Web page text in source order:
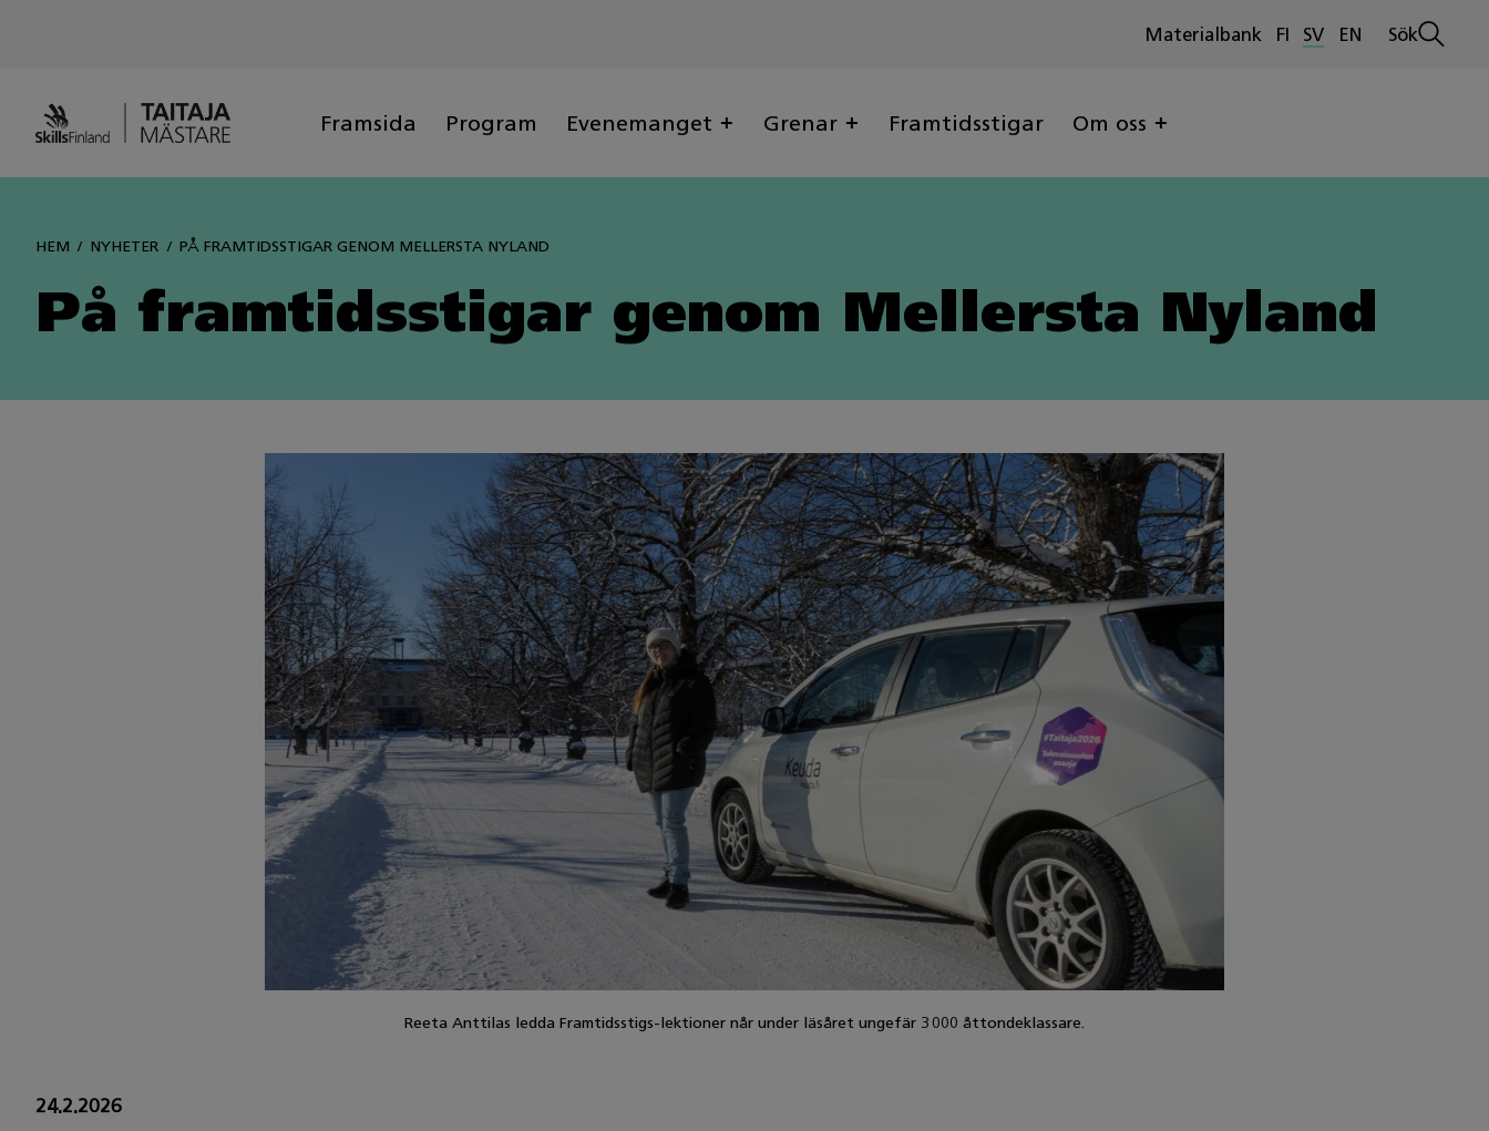
Materialbank FI SV EN
Öppna
Sök
Framsida Program Evenemanget Grenar Framtidsstigar Om oss
HEM NYHETER PÅ FRAMTIDSSTIGAR GENOM MELLERSTA NYLAND
På framtidsstigar genom Mellersta Nyland
Reeta Anttilas ledda Framtidsstigs-lektioner når under läsåret ungefär 3 000 åttondeklassare.
24.2.2026